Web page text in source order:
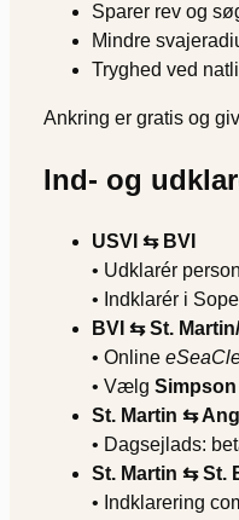
Sparer rev og
Mindre
Tryghed ved
Ankring er gratis og
Ind- og
USVI ⇆ BVI
• Udklarér
• Indklarér i
BVI ⇆ St.
• Online
• Vælg
St. Martin ⇆
• Dagsejlads:
St. Martin ⇆ St.
• Indklarering